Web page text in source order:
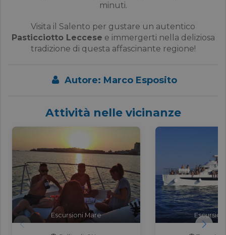
minuti.
Visita il Salento per gustare un autentico
Pasticciotto Leccese e immergerti nella deliziosa
tradizione di questa affascinante regione!
Autore: Marco Esposito
Attività nelle vicinanze
Escursioni Mare